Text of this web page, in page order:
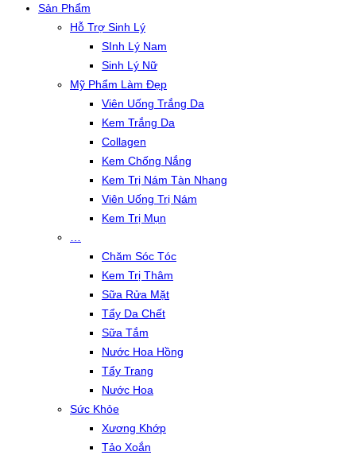
Sản Phẩm
Hỗ Trợ Sinh Lý
SInh Lý Nam
Sinh Lý Nữ
Mỹ Phẩm Làm Đẹp
Viên Uống Trắng Da
Kem Trắng Da
Collagen
Kem Chống Nắng
Kem Trị Nám Tàn Nhang
Viên Uống Trị Nám
Kem Trị Mụn
Chăm Sóc Tóc
Kem Trị Thâm
Sữa Rửa Mặt
Tẩy Da Chết
Sữa Tắm
Nước Hoa Hồng
Tẩy Trang
Nước Hoa
Sức Khỏe
Xương Khớp
Tảo Xoắn